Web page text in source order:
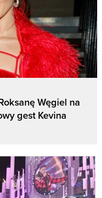
Węgiel na
gest Kevina